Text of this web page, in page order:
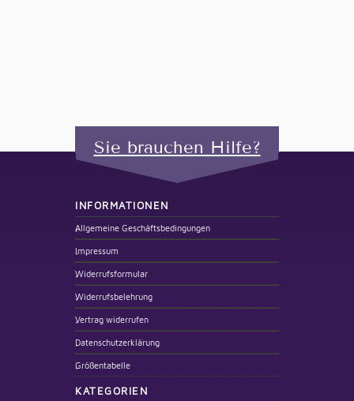
Sie brauchen Hilfe?
INFORMATIONEN
Allgemeine Geschäftsbedingungen
Impressum
Widerrufsformular
Widerrufsbelehrung
Vertrag widerrufen
Datenschutzerklärung
Größentabelle
KATEGORIEN